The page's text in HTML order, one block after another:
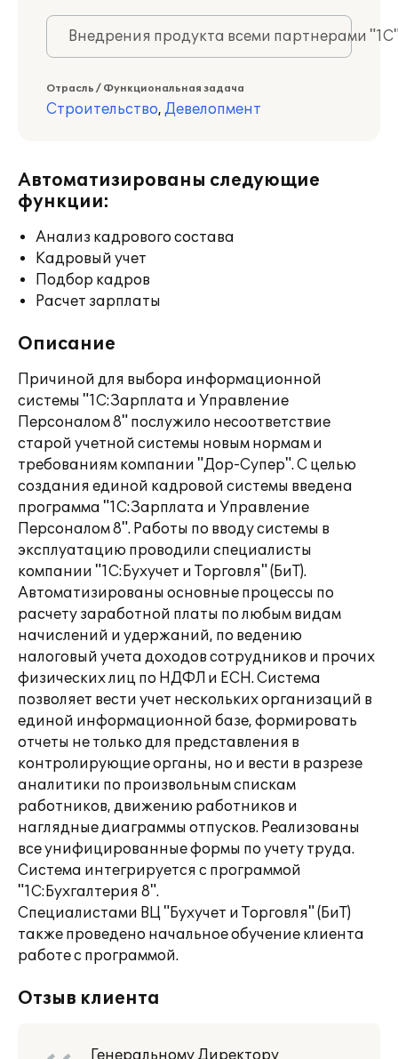
Внедрения продукта всеми партнерами
Отрасль / Функциональная задача
Строительство, Девелопмент
Автоматизированы следующие
функции:
Анализ кадрового состава
Кадровый учет
Подбор кадров
Расчет зарплаты
Описание
Причиной для выбора информационной
системы "1С:Зарплата и Управление
Персоналом 8" послужило несоответствие
старой учетной системы новым нормам и
требованиям компании "Дор-Супер". С целью
создания единой кадровой системы введена
программа "1С:Зарплата и Управление
Персоналом 8". Работы по вводу системы в
эксплуатацию проводили специалисты
компании "1С:Бухучет и Торговля" (БиТ).
Автоматизированы основные процессы по
расчету заработной платы по любым видам
начислений и удержаний, по ведению
налоговый учета доходов сотрудников и прочих
физических лиц по НДФЛ и ЕСН. Система
позволяет вести учет нескольких организаций в
единой информационной базе, формировать
отчеты не только для представления в
контролирующие органы, но и вести в разрезе
аналитики по произвольным спискам
работников, движению работников и
наглядные диаграммы отпусков. Реализованы
все унифицированные формы по учету труда.
Система интегрируется с программой
"1С:Бухгалтерия 8".
Специалистами ВЦ "Бухучет и Торговля" (БиТ)
также проведено начальное обучение клиента
работе с программой.
Отзыв клиента
Генеральному Директору